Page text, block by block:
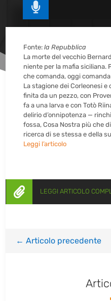

Fonte:la Repubblica
La morte del vecchio
niente per la mafia siciliana.
che comanda, oggi
La stagione dei Corleonesi e
finita da un pezzo, con
fa a una larva e con Totò
delirio d’onnipotenza —
fossa, Cosa Nostra più che
ricerca di se stessa e della
Leggi l’articolo
 LEGGI ARTICOLO
←Articolo precedente